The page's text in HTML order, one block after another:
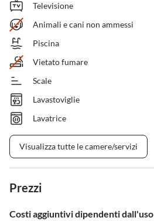
Televisione
Animali e cani non ammessi
Piscina
Vietato fumare
Scale
Lavastoviglie
Lavatrice
Visualizza tutte le camere/servizi
Prezzi
Costi aggiuntivi dipendenti dall'uso